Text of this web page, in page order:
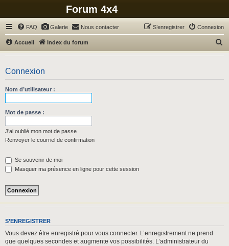
Forum 4x4
FAQ Galerie Nous contacter Connexion
S’enregistrer
Accueil Index du forum
h
Connexion
Nom d’utilisateur :
Mot de passe :
J’ai oublié mon mot de passe
Renvoyer le courriel de confirmation
Se souvenir de moi
Masquer ma présence en ligne pour cette session
S’ENREGISTRER
Vous devez être enregistré pour vous connecter. L’enregistrement ne prend
que quelques secondes et augmente vos possibilités. L’administrateur du